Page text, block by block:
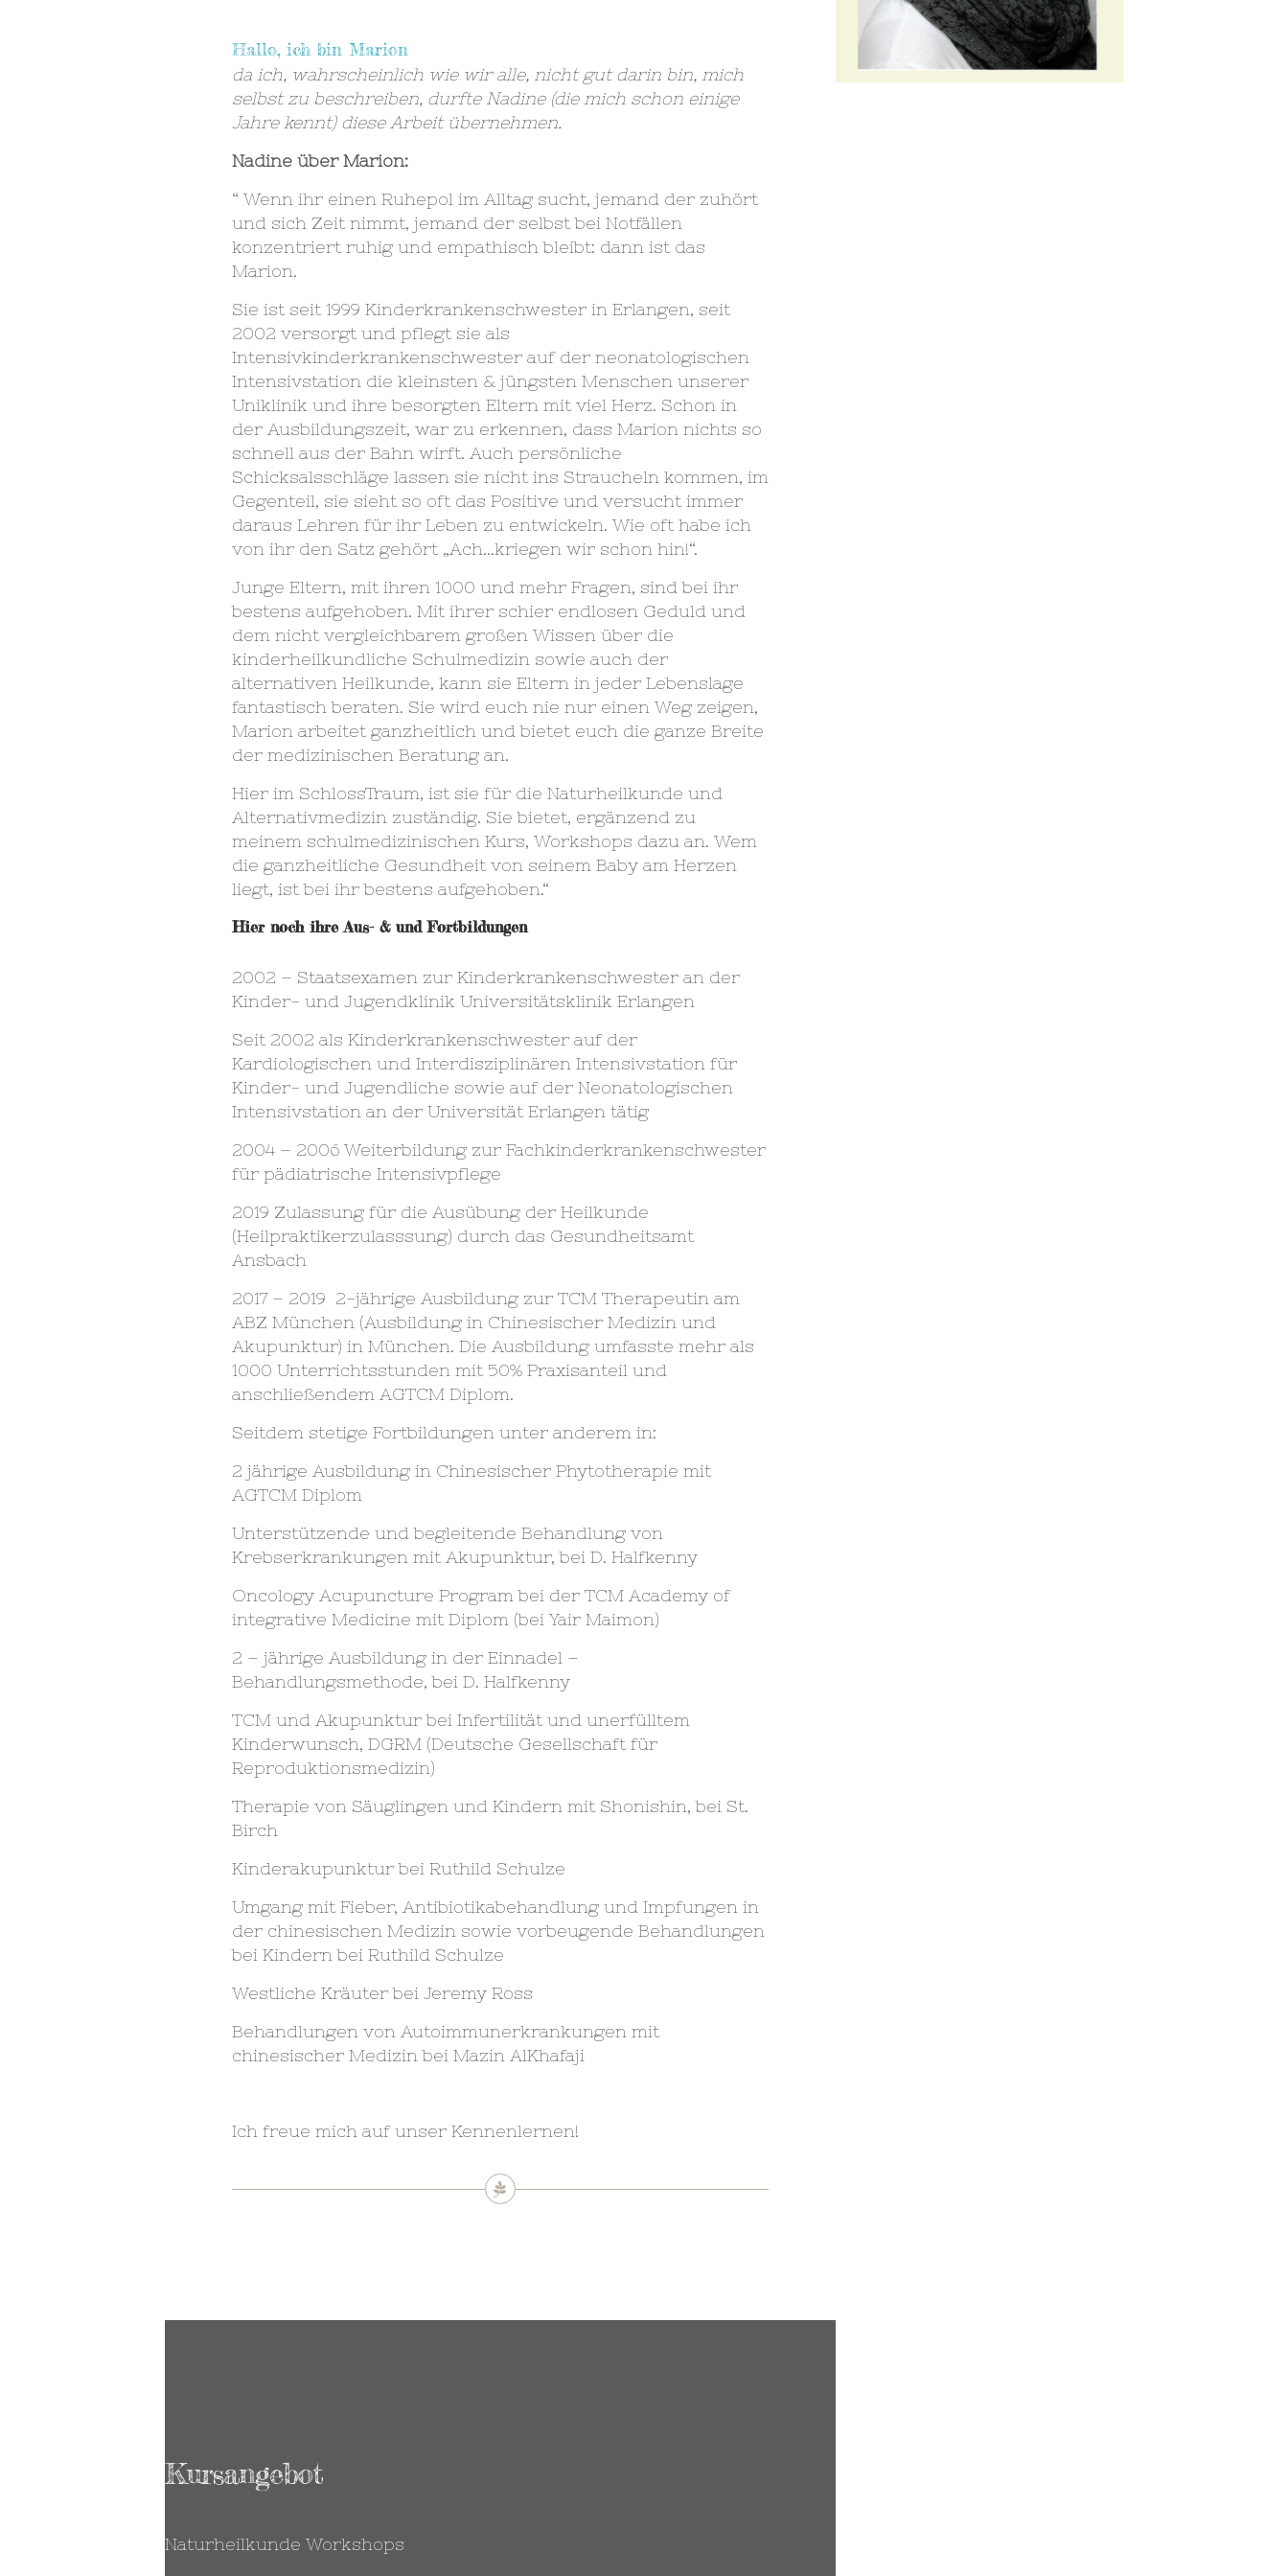
Hallo, ich bin Marion
da ich, wahrscheinlich wie wir alle, nicht gut darin bin, mich
selbst zu beschreiben, durfte Nadine (die mich schon einige
Jahre kennt) diese Arbeit übernehmen.
Nadine über Marion:
“ Wenn ihr einen Ruhepol im Alltag sucht, jemand der zuhört
und sich Zeit nimmt, jemand der selbst bei Notfällen
konzentriert ruhig und empathisch bleibt: dann ist das
Marion.
Sie ist seit 1999 Kinderkrankenschwester in Erlangen, seit
2002 versorgt und pflegt sie als
Intensivkinderkrankenschwester auf der neonatologischen
Intensivstation die kleinsten & jüngsten Menschen unserer
Uniklinik und ihre besorgten Eltern mit viel Herz. Schon in
der Ausbildungszeit, war zu erkennen, dass Marion nichts so
schnell aus der Bahn wirft. Auch persönliche
Schicksalsschläge lassen sie nicht ins Straucheln kommen, im
Gegenteil, sie sieht so oft das Positive und versucht immer
daraus Lehren für ihr Leben zu entwickeln. Wie oft habe ich
von ihr den Satz gehört „Ach…kriegen wir schon hin!“.
Junge Eltern, mit ihren 1000 und mehr Fragen, sind bei ihr
bestens aufgehoben. Mit ihrer schier endlosen Geduld und
dem nicht vergleichbarem großen Wissen über die
kinderheilkundliche Schulmedizin sowie auch der
alternativen Heilkunde, kann sie Eltern in jeder Lebenslage
fantastisch beraten. Sie wird euch nie nur einen Weg zeigen,
Marion arbeitet ganzheitlich und bietet euch die ganze Breite
der medizinischen Beratung an.
Hier im SchlossTraum, ist sie für die Naturheilkunde und
Alternativmedizin zuständig. Sie bietet, ergänzend zu
meinem schulmedizinischen Kurs, Workshops dazu an. Wem
die ganzheitliche Gesundheit von seinem Baby am Herzen
liegt, ist bei ihr bestens aufgehoben.“
Hier noch ihre Aus- & und Fortbildungen
2002 – Staatsexamen zur Kinderkrankenschwester an der
Kinder- und Jugendklinik Universitätsklinik Erlangen
Seit 2002 als Kinderkrankenschwester auf der
Kardiologischen und Interdisziplinären Intensivstation für
Kinder- und Jugendliche sowie auf der Neonatologischen
Intensivstation an der Universität Erlangen tätig
2004 – 2006 Weiterbildung zur Fachkinderkrankenschwester
für pädiatrische Intensivpflege
2019 Zulassung für die Ausübung der Heilkunde
(Heilpraktikerzulasssung) durch das Gesundheitsamt
Ansbach
2017 – 2019 2-jährige Ausbildung zur TCM Therapeutin am
ABZ München (Ausbildung in Chinesischer Medizin und
Akupunktur) in München. Die Ausbildung umfasste mehr als
1000 Unterrichtsstunden mit 50% Praxisanteil und
anschließendem AGTCM Diplom.
Seitdem stetige Fortbildungen unter anderem in:
2 jährige Ausbildung in Chinesischer Phytotherapie mit
AGTCM Diplom
Unterstützende und begleitende Behandlung von
Krebserkrankungen mit Akupunktur, bei D. Halfkenny
Oncology Acupuncture Program bei der TCM Academy of
integrative Medicine mit Diplom (bei Yair Maimon)
2 – jährige Ausbildung in der Einnadel –
Behandlungsmethode, bei D. Halfkenny
TCM und Akupunktur bei Infertilität und unerfülltem
Kinderwunsch, DGRM (Deutsche Gesellschaft für
Reproduktionsmedizin)
Therapie von Säuglingen und Kindern mit Shonishin, bei St.
Birch
Kinderakupunktur bei Ruthild Schulze
Umgang mit Fieber, Antibiotikabehandlung und Impfungen in
der chinesischen Medizin sowie vorbeugende Behandlungen
bei Kindern bei Ruthild Schulze
Westliche Kräuter bei Jeremy Ross
Behandlungen von Autoimmunerkrankungen mit
chinesischer Medizin bei Mazin AlKhafaji
Ich freue mich auf unser Kennenlernen!
Kursangebot
Naturheilkunde Workshops